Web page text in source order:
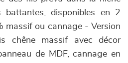
disponibles en 2
massif ou cannage - Version
chêne massif avec décor
de MDF, cannage en